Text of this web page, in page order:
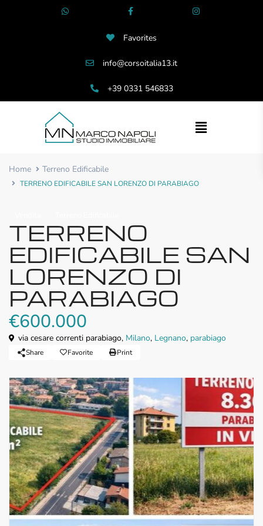
Favorites
info@corsoitalia13.it
+39 0331 546833
Home Terreno Edificabile
TERRENO EDIFICABILE SAN LORENZO DI PARABIAGO
TERRENO
EDIFICABILE SAN
LORENZO DI
PARABIAGO
€600.000
via cesare correnti parabiago, Milano, Legnano, parabiago
Share Favorite Print